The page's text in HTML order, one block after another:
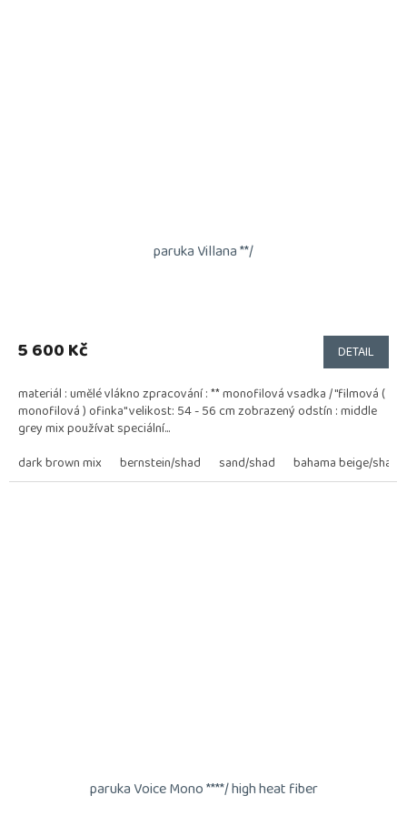
paruka Villana **/
5 600 Kč DETAIL
materiál : umělé vlákno zpracování : ** monofilová vsadka / "filmová (
monofilová ) ofinka" velikost: 54 - 56 cm zobrazený odstín : middle
grey mix používat speciální...
dark brown mix
bernstein/shad sand/shad bahama beige/shad
paruka Voice Mono ****/ high heat fiber